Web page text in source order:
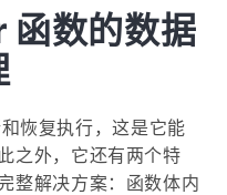
数的数据
恢复执行，这是它能
之外，它还有两个特
整解决方案：函数体内